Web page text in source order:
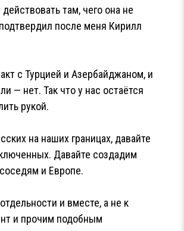
там, чего она не
после меня Кирилл
с Турцией и Азербайджаном, и
— нет. Так что у нас остаётся
рукой.
на наших границах, давайте
Давайте создадим
и Европе.
и вместе, а не к
и прочим подобным